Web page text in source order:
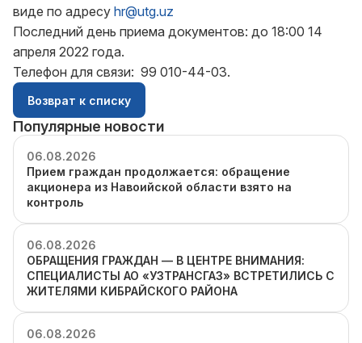
виде по адресу hr@utg.uz
Последний день приема документов: до 18:00 14
апреля 2022 года.
Телефон для связи: 99 010-44-03.
Возврат к списку
Популярные новости
06.08.2026
Прием граждан продолжается: обращение
акционера из Навоийской области взято на
контроль
06.08.2026
ОБРАЩЕНИЯ ГРАЖДАН — В ЦЕНТРЕ ВНИМАНИЯ:
СПЕЦИАЛИСТЫ АО «УЗТРАНСГАЗ» ВСТРЕТИЛИСЬ С
ЖИТЕЛЯМИ КИБРАЙСКОГО РАЙОНА
06.08.2026